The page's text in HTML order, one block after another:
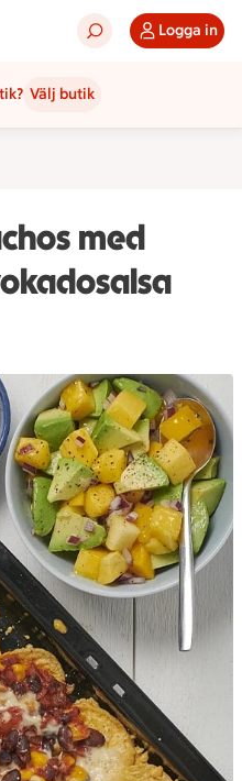
Logga in
Välj butik
med
har 7 kommentarer